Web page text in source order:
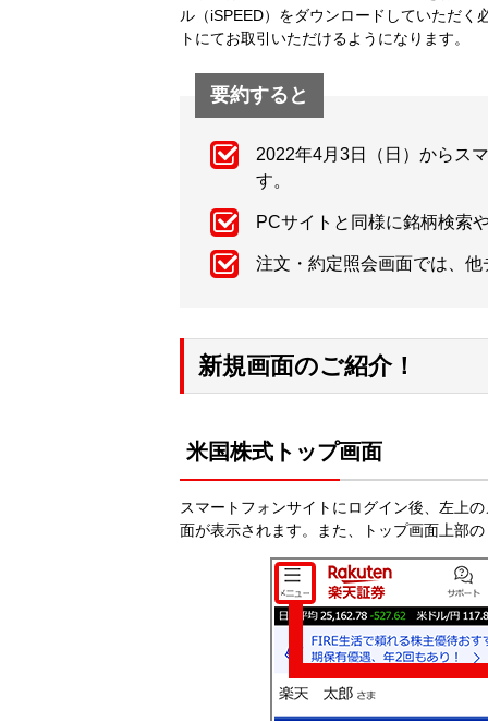
ル（iSPEED）をダウンロードしていただ
トにてお取引いただけるようになります。
要約すると
2022年4月3日（日）からス
す。
PCサイトと同様に銘柄検索
注文・約定照会画面では、
新規画面のご紹介！
米国株式トップ画面
スマートフォンサイトにログイン後、左上
面が表示されます。また、トップ画面上部